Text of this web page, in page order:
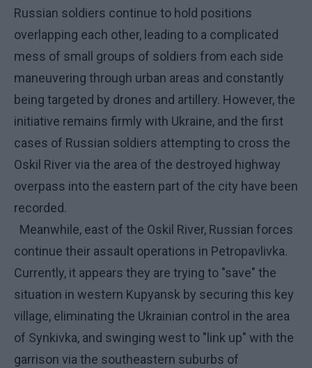
Russian soldiers continue to hold positions
overlapping each other, leading to a complicated
mess of small groups of soldiers from each side
maneuvering through urban areas and constantly
being targeted by drones and artillery. However, the
initiative remains firmly with Ukraine, and the first
cases of Russian soldiers attempting to cross the
Oskil River via the area of the destroyed highway
overpass into the eastern part of the city have been
recorded.
Meanwhile, east of the Oskil River, Russian forces
continue their assault operations in Petropavlivka.
Currently, it appears they are trying to "save" the
situation in western Kupyansk by securing this key
village, eliminating the Ukrainian control in the area
of Synkivka, and swinging west to "link up" with the
garrison via the southeastern suburbs of